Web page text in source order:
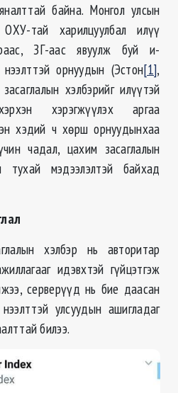
байна. Монгол улсын
тай харилцуулбал илүү
ЗГ-аас явуулж буй и-
орнуудын (Эстон[1],
хэлбэрийг илүүтэй
хэрэгжүүлэх аргаа
хэдий ч хөрш орнуудынхаа
чадал, цахим засаглалын
тухай мэдээлэлтэй байхад
хэлбэр нь авторитар
идэвхтэй гүйцэтгэж
серверүүд нь бие даасан
улсуудын ашигладаг
билээ.